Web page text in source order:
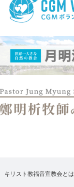
キリスト教福音宣教会とは